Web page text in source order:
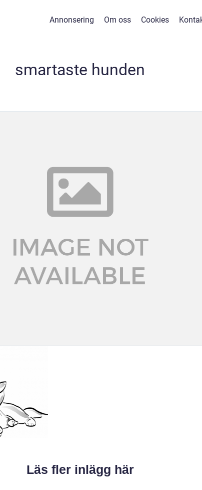
Annonsering Om oss Cookies
smartaste hunden
Läs fler inlägg här